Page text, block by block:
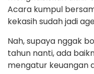
Acara kumpul
kekasih sudah jadi
Nah, supaya nggak
tahun nanti, ada
mengatur keuangan